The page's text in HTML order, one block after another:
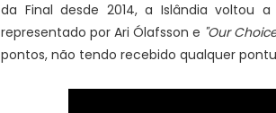
da Final desde 2014, a Islândia voltou
representado por Ari Ólafsson e "Our
pontos, não tendo recebido qualquer